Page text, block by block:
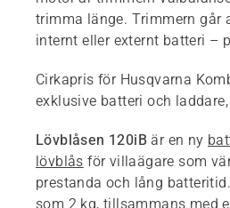
trimma länge. Trimmern går
internt eller externt batteri –
Cirkapris för Husqvarna
exklusive batteri och
Lövblåsen 120iB är en ny
lövblås för villaägare som
prestanda och lång
som 2 kg, tillsammans med